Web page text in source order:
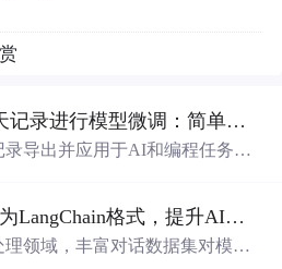
从 WeChat 导出聊天记录进行模型微调：简单的五步指南
导出并应用于AI和编程任务的
，如LangChain官方文档等。
将WeChat消息转换为LangChain格式，提升AI模型的训练效率
领域，丰富对话数据集对模型